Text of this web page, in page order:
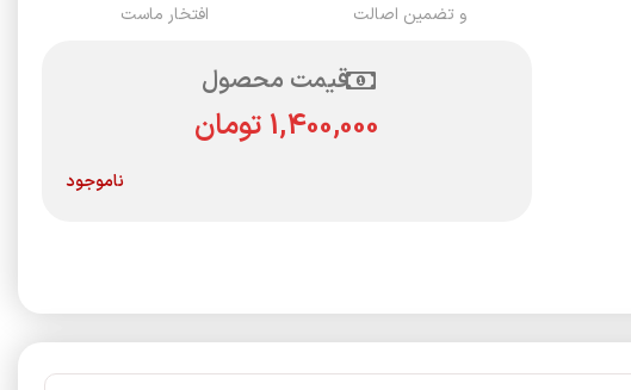
و تضمین اصالت افتخار ماست
قیمت محصول
تومان
ناموجود